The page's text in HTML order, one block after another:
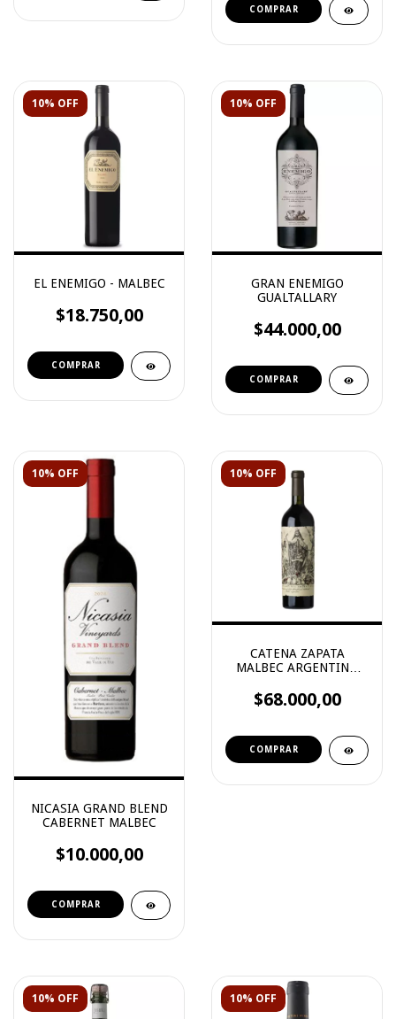
10% OFF
EL ENEMIGO - MALBEC
$18.750,00
10% OFF
GRAN ENEMIGO
GUALTALLARY
$44.000,00
10% OFF
NICASIA GRAND BLEND
CABERNET MALBEC
$10.000,00
10% OFF
CATENA ZAPATA
MALBEC ARGENTINO
$68.000,00
10% OFF 10% OFF